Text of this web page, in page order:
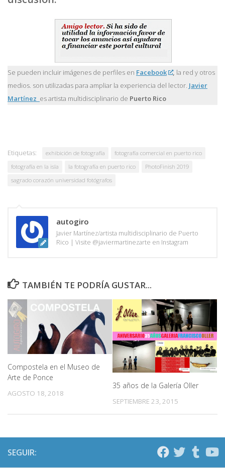
Se pueden incluir imágenes de perfiles en Facebook , la red y otros
medios. son utilizadas para ampliar la experiencia del lector. Javier
Martínez es artista multidisciplinario de Puerto Rico
Etiquetas: exhibición de fotografía
fotografía comercial en puerto rico
fotografía en la isla
la fotografía en puerto rico
PhotoFinish 2019
sagrado corazón universidad fotógrafos
autogiro
Javier Martínez/artista multidisciplinario de Puerto
Rico | Visite @javiermartinezarte en Instagram
TAMBIÉN TE PODRÍA GUSTAR...
Compostela en el Museo de
Arte de Ponce
AGOSTO 18, 2018
35 años de la Galería Oller
SEPTIEMBRE 23, 2015
SEGUIR: